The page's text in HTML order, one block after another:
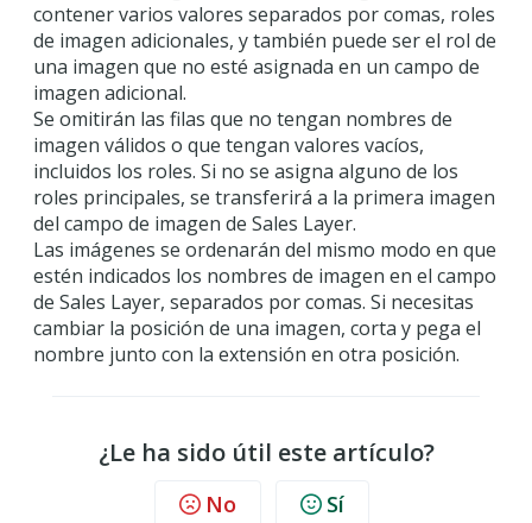
contener varios valores separados por comas, roles
de imagen adicionales, y también puede ser el rol de
una imagen que no esté asignada en un campo de
imagen adicional.
Se omitirán las filas que no tengan nombres de
imagen válidos o que tengan valores vacíos,
incluidos los roles. Si no se asigna alguno de los
roles principales, se transferirá a la primera imagen
del campo de imagen de Sales Layer.
Las imágenes se ordenarán del mismo modo en que
estén indicados los nombres de imagen en el campo
de Sales Layer, separados por comas. Si necesitas
cambiar la posición de una imagen, corta y pega el
nombre junto con la extensión en otra posición.
¿Le ha sido útil este artículo?
No Sí